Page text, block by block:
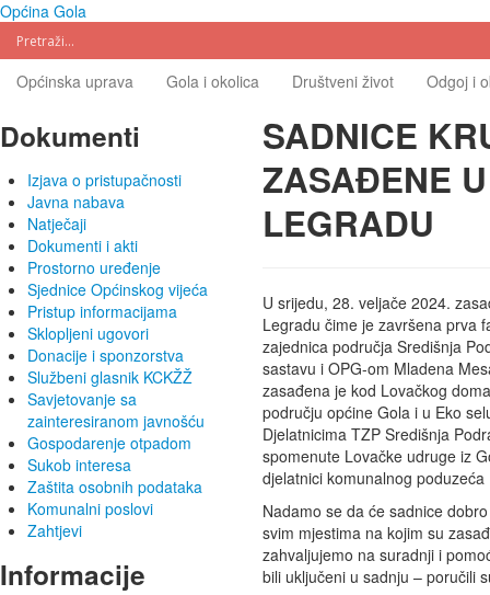
Općina Gola
Općinska uprava Gola i okolica Društveni život Odgoj i
Dokumenti
Izjava o pristupačnosti
Javna nabava
Natječaji
Dokumenti i akti
Prostorno uređenje
Sjednice Općinskog vijeća
Pristup informacijama
Sklopljeni ugovori
Donacije i sponzorstva
Službeni glasnik KCKŽŽ
Savjetovanje sa
zainteresiranom javnošću
Gospodarenje otpadom
Sukob interesa
Zaštita osobnih podataka
Komunalni poslovi
Zahtjevi
Informacije
SADNICE
ZASAĐENE
LEGRADU
U srijedu, 28. veljače 2024.
Legradu čime je završena prva
zajednica područja Središnja
sastavu i OPG-om Mladena
zasađena je kod Lovačkog
području općine Gola i u Eko
Djelatnicima TZP Središnja
spomenute Lovačke udruge iz
djelatnici komunalnog
Nadamo se da će sadnice
svim mjestima na kojim su
zahvaljujemo na suradnji i
bili uključeni u sadnju – poručili